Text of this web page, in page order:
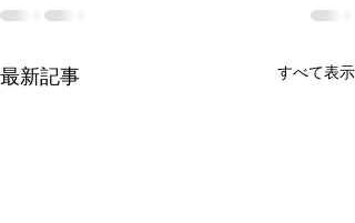
最新記事 すべて表示